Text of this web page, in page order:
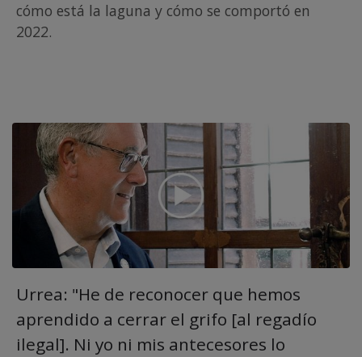
cómo está la laguna y cómo se comportó en
2022.
Urrea: "He de reconocer que hemos
aprendido a cerrar el grifo [al regadío
ilegal]. Ni yo ni mis antecesores lo